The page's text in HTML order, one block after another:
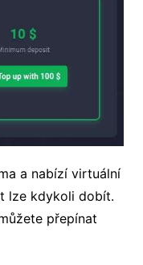
a nabízí virtuální
lze kdykoli dobít.
přepínat